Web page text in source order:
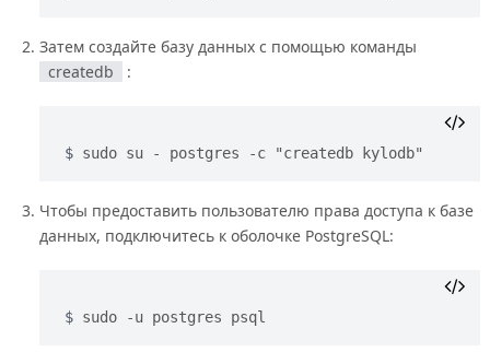
Затем создайте базу данных с помощью команды
createdb
:
sudo su - postgres -c "createdb kylodb"
Чтобы предоставить пользователю права доступа к базе
данных, подключитесь к оболочке PostgreSQL:
sudo -u postgres psql